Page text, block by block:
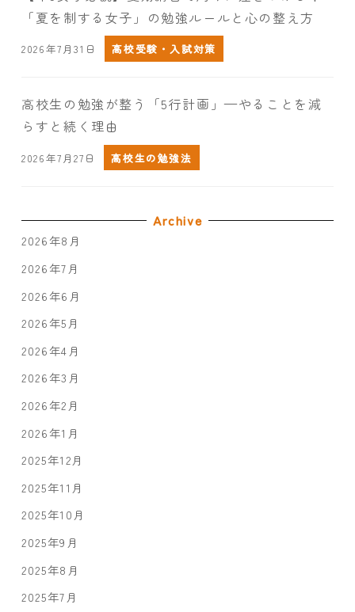
「夏を制する女子」の勉強ルールと心の整え方
2026年7月31日 高校受験・入試対策
高校生の勉強が整う「5行計画」—やることを減
らすと続く理由
2026年7月27日 高校生の勉強法
Archive
2026年8月
2026年7月
2026年6月
2026年5月
2026年4月
2026年3月
2026年2月
2026年1月
2025年12月
2025年11月
2025年10月
2025年9月
2025年8月
2025年7月